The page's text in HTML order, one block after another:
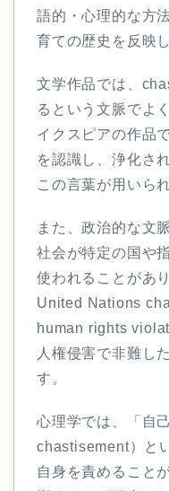
語的・心理的な方
育ての歴史を反映
文学作品では、
るという文脈でよ
イクスピアの作品
を認識し、浄化さ
この言葉が用いら
また、政治的な文
社会が特定の国や
使われることがあ
United Nations
human rights
人権侵害で非難し
す。
心理学では、「自
chastisement）と
自身を責めること